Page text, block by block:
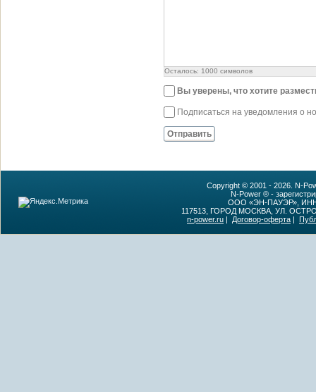
Осталось: 1000 символов
Вы уверены, что хотите
Подписаться на уведомления о
Отправить
Copyright © 2001 - 2026. N-
N-Power ® -
ООО «ЭН-ПАУЭР», ИНН:
117513, ГОРОД МОСКВА, УЛ.
n-power.ru | Договор-оферта |